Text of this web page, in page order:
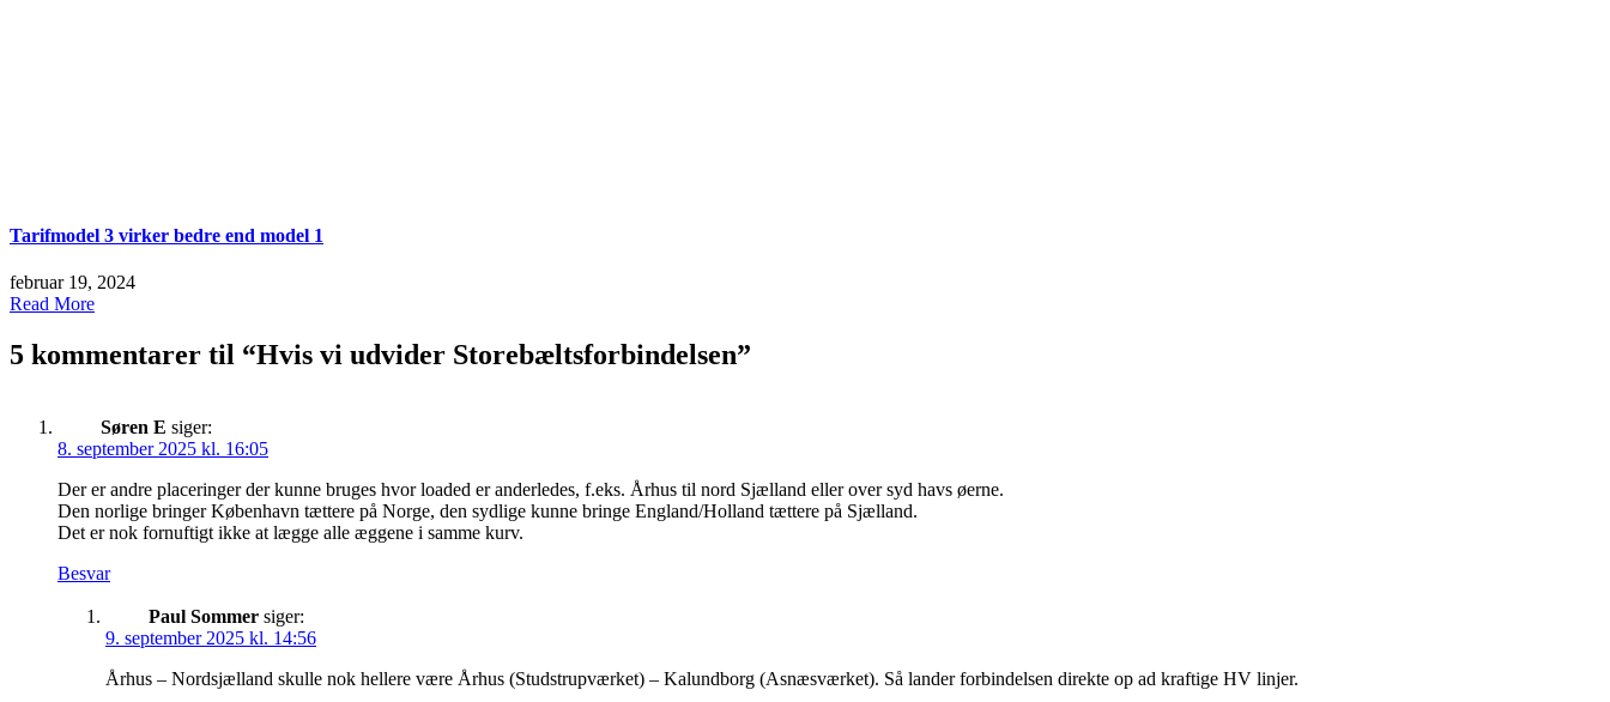
Tarifmodel 3 virker bedre end model 1
februar 19, 2024
Read More
5 kommentarer til “Hvis vi udvider Storebæltsforbindelsen”
Søren E siger:
8. september 2025 kl. 16:05
Der er andre placeringer der kunne bruges hvor loaded er anderledes, f.eks. Århus til nord Sjælland eller over syd havs øerne.
Den norlige bringer København tættere på Norge, den sydlige kunne bringe England/Holland tættere på Sjælland.
Det er nok fornuftigt ikke at lægge alle æggene i samme kurv.
Besvar
Paul Sommer siger:
9. september 2025 kl. 14:56
Århus – Nordsjælland skulle nok hellere være Århus (Studstrupværket) – Kalundborg (Asnæsværket). Så lander forbindelsen direkte op ad kraftige HV linjer.